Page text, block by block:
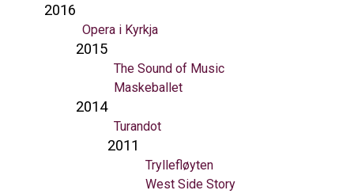
2016
Opera i Kyrkja
2015
The Sound of Music
Maskeballet
2014
Turandot
2011
Tryllefløyten
West Side Story